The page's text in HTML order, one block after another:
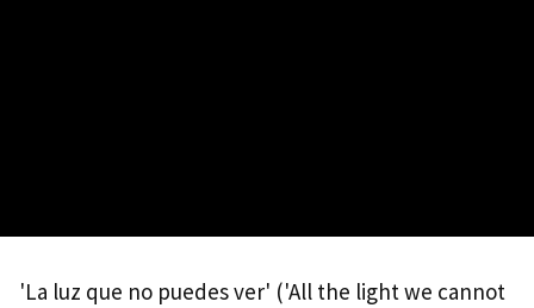
'La luz que no puedes ver' ('All the light we cannot